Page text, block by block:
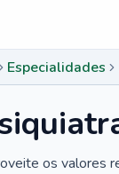
Especialidades
os valores